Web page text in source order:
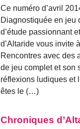
Ce numéro d’avril
Diagnostiquée en jeu
d’étude passionnant
d’Altaride vous invite
Rencontres avec des
de jeu complet et son
réflexions ludiques et
êtes le (…)
Chroniques